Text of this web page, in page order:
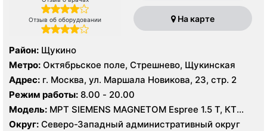
Отзыв об оборудовании На карте
Район: Щукино
Метро: Октябрьское поле, Стрешнево, Щукинская
Адрес: г. Москва, ул. Маршала Новикова, 23, стр. 2
Режим работы: 8.00 - 20.00
Модель: МРТ SIEMENS MAGNETOM Espree 1.5 Т, КТ
Toshiba Aquilion 64 среза, УЗИ Toshiba Aplio 500
Округ: Северо-Западный административный округ